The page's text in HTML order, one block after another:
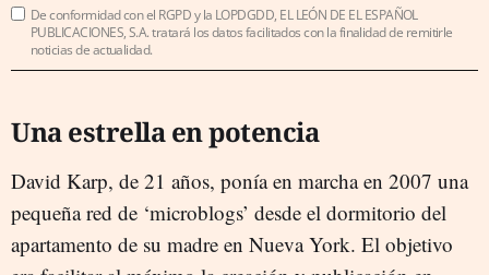
De conformidad con el RGPD y la LOPDGDD, EL LEÓN DE EL ESPAÑOL
PUBLICACIONES, S.A. tratará los datos facilitados con la finalidad de remitirle
noticias de actualidad.
Una estrella en potencia
David Karp, de 21 años, ponía en marcha en 2007 una
pequeña red de ‘microblogs’ desde el dormitorio del
apartamento de su madre en Nueva York. El objetivo